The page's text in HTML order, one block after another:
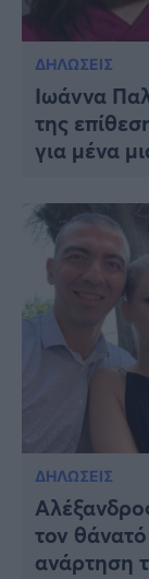
ΔΗΛΩΣΕΙΣ
Ιωάννα
της
για μένα
ΔΗΛΩΣΕΙΣ
τον θάνατό
ανάρτηση